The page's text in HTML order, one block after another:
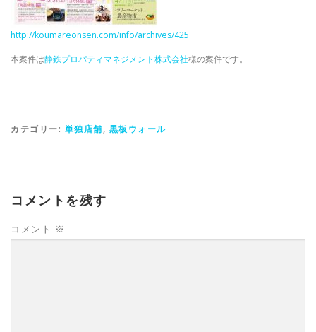
http://koumareonsen.com/info/archives/425
本案件は静鉄プロパティマネジメント株式会社様の案件です。
カテゴリー: 単独店舗, 黒板ウォール
コメントを残す
コメント ※